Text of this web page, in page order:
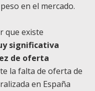
en el mercado.
que existe
significativa
de oferta
la falta de oferta de
en España